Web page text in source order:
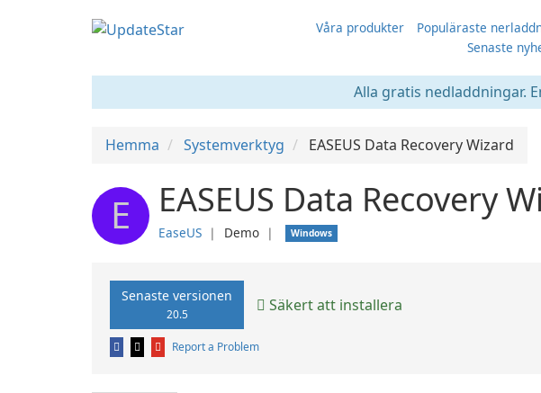
Våra produkter Populäraste
Senaste
Alla gratis nedladdningar.
Hemma Systemverktyg EASEUS Data Recovery Wizard
E EASEUS Data Recovery
EaseUS ❘ Demo ❘ Windows
Senaste versionen
20.5 Säkert att installera
Report a Problem